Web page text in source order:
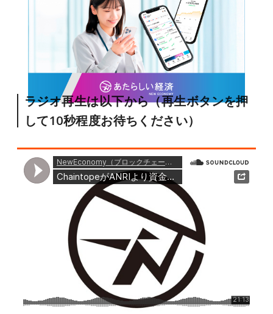
ラジオ再生は以下から（再生ボタンを押
して10秒程度お待ちください）